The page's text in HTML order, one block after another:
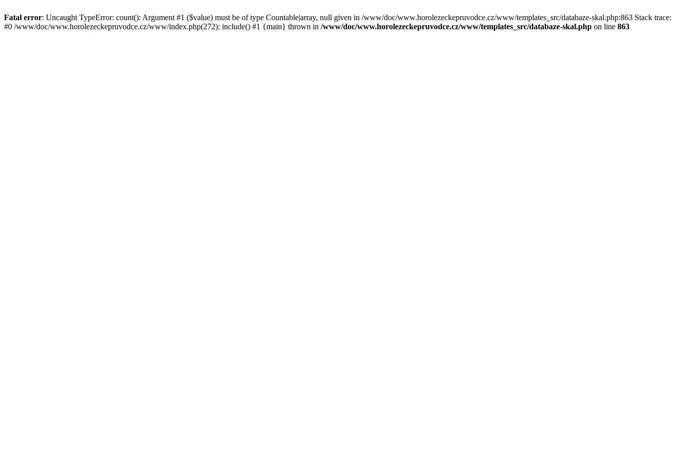
Fatal error: Uncaught TypeError: count(): Argument #1 ($value) must be of type Countable|array, null given in /www/doc/www.horolezeckepruvodce.cz/www/templates_src/databaze-skal.php:863 Stack trace:
#0 /www/doc/www.horolezeckepruvodce.cz/www/index.php(272): include() #1 {main} thrown in /www/doc/www.horolezeckepruvodce.cz/www/templates_src/databaze-skal.php on line 863